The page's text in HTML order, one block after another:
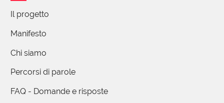
21 Marzo 2020 06:42
Oh, oh.
Il progetto
Manifesto
Chi siamo
Percorsi di parole
FAQ - Domande e risposte